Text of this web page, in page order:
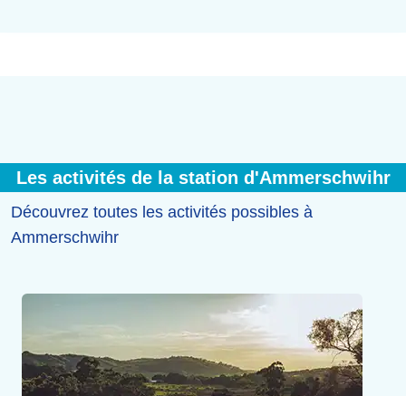
Les activités de la station d'Ammerschwihr
Découvrez toutes les activités possibles à
Ammerschwihr